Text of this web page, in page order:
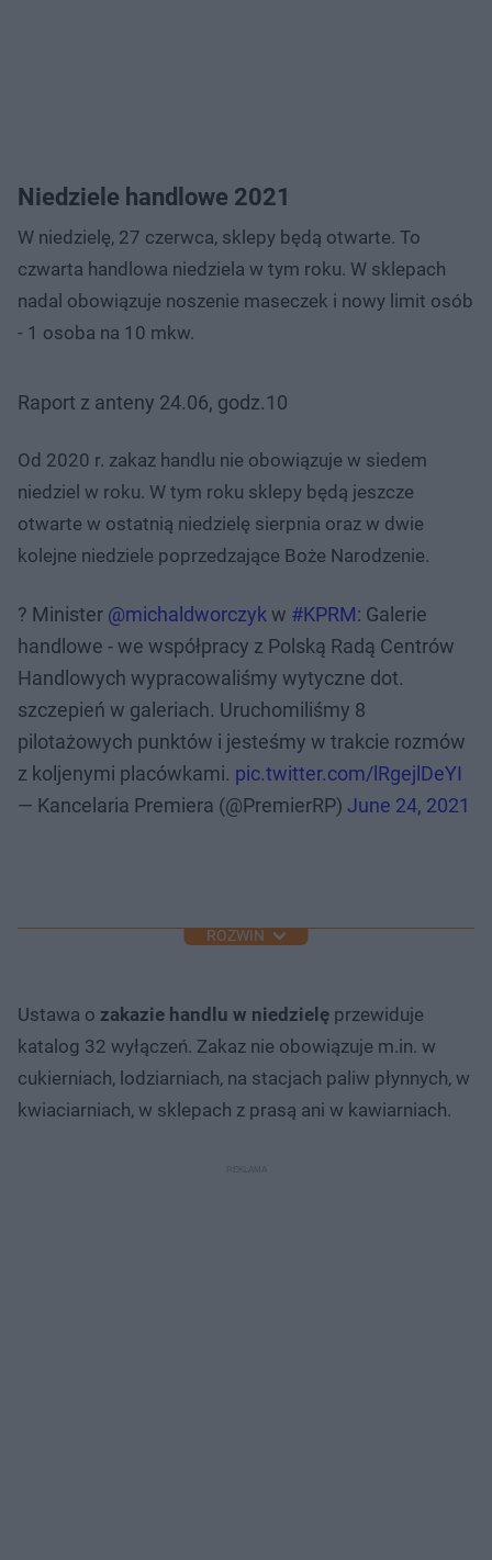
Niedziele handlowe 2021
W niedzielę, 27 czerwca, sklepy będą otwarte. To
czwarta handlowa niedziela w tym roku. W sklepach
nadal obowiązuje noszenie maseczek i nowy limit osób
- 1 osoba na 10 mkw.
Raport z anteny 24.06, godz.10
Od 2020 r. zakaz handlu nie obowiązuje w siedem
niedziel w roku. W tym roku sklepy będą jeszcze
otwarte w ostatnią niedzielę sierpnia oraz w dwie
kolejne niedziele poprzedzające Boże Narodzenie.
? Minister @michaldworczyk w #KPRM: Galerie
handlowe - we współpracy z Polską Radą Centrów
Handlowych wypracowaliśmy wytyczne dot.
szczepień w galeriach. Uruchomiliśmy 8
pilotażowych punktów i jesteśmy w trakcie rozmów
z koljenymi placówkami. pic.twitter.com/lRgejlDeYI
— Kancelaria Premiera (@PremierRP) June 24, 2021
ROZWIŃ
Ustawa o zakazie handlu w niedzielę przewiduje
katalog 32 wyłączeń. Zakaz nie obowiązuje m.in. w
cukierniach, lodziarniach, na stacjach paliw płynnych, w
kwiaciarniach, w sklepach z prasą ani w kawiarniach.